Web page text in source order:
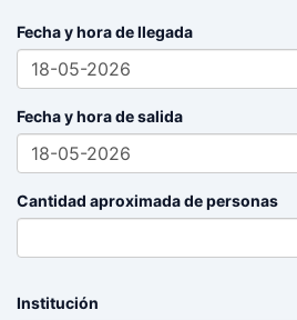
Fecha y hora de llegada
Fecha y hora de salida
Cantidad aproximada de personas
Institución